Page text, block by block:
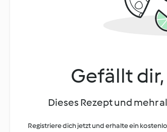
Gefällt
Dieses Rezept und mehr
Registriere dich jetzt und erhalte ein